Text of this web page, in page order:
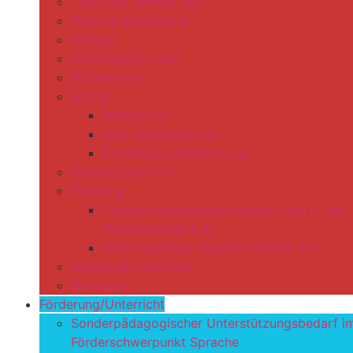
Rahmenstundenplan
Klassen
Schülermitwirkung
Förderverein
Eltern
Mitwirkung
ReEL-Elterntraining
Erziehungsvereinbarung
Schulsozialarbeit
Beratung
Sprachheilpädagogische Beratung in der
Regenbogenschule
Beratungstage- Tag der offenen Tür
Kooperationspartner
Download
Förderung/Unterricht
Sonderpädagogischer Unterstützungsbedarf
Förderschwerpunkt Sprache